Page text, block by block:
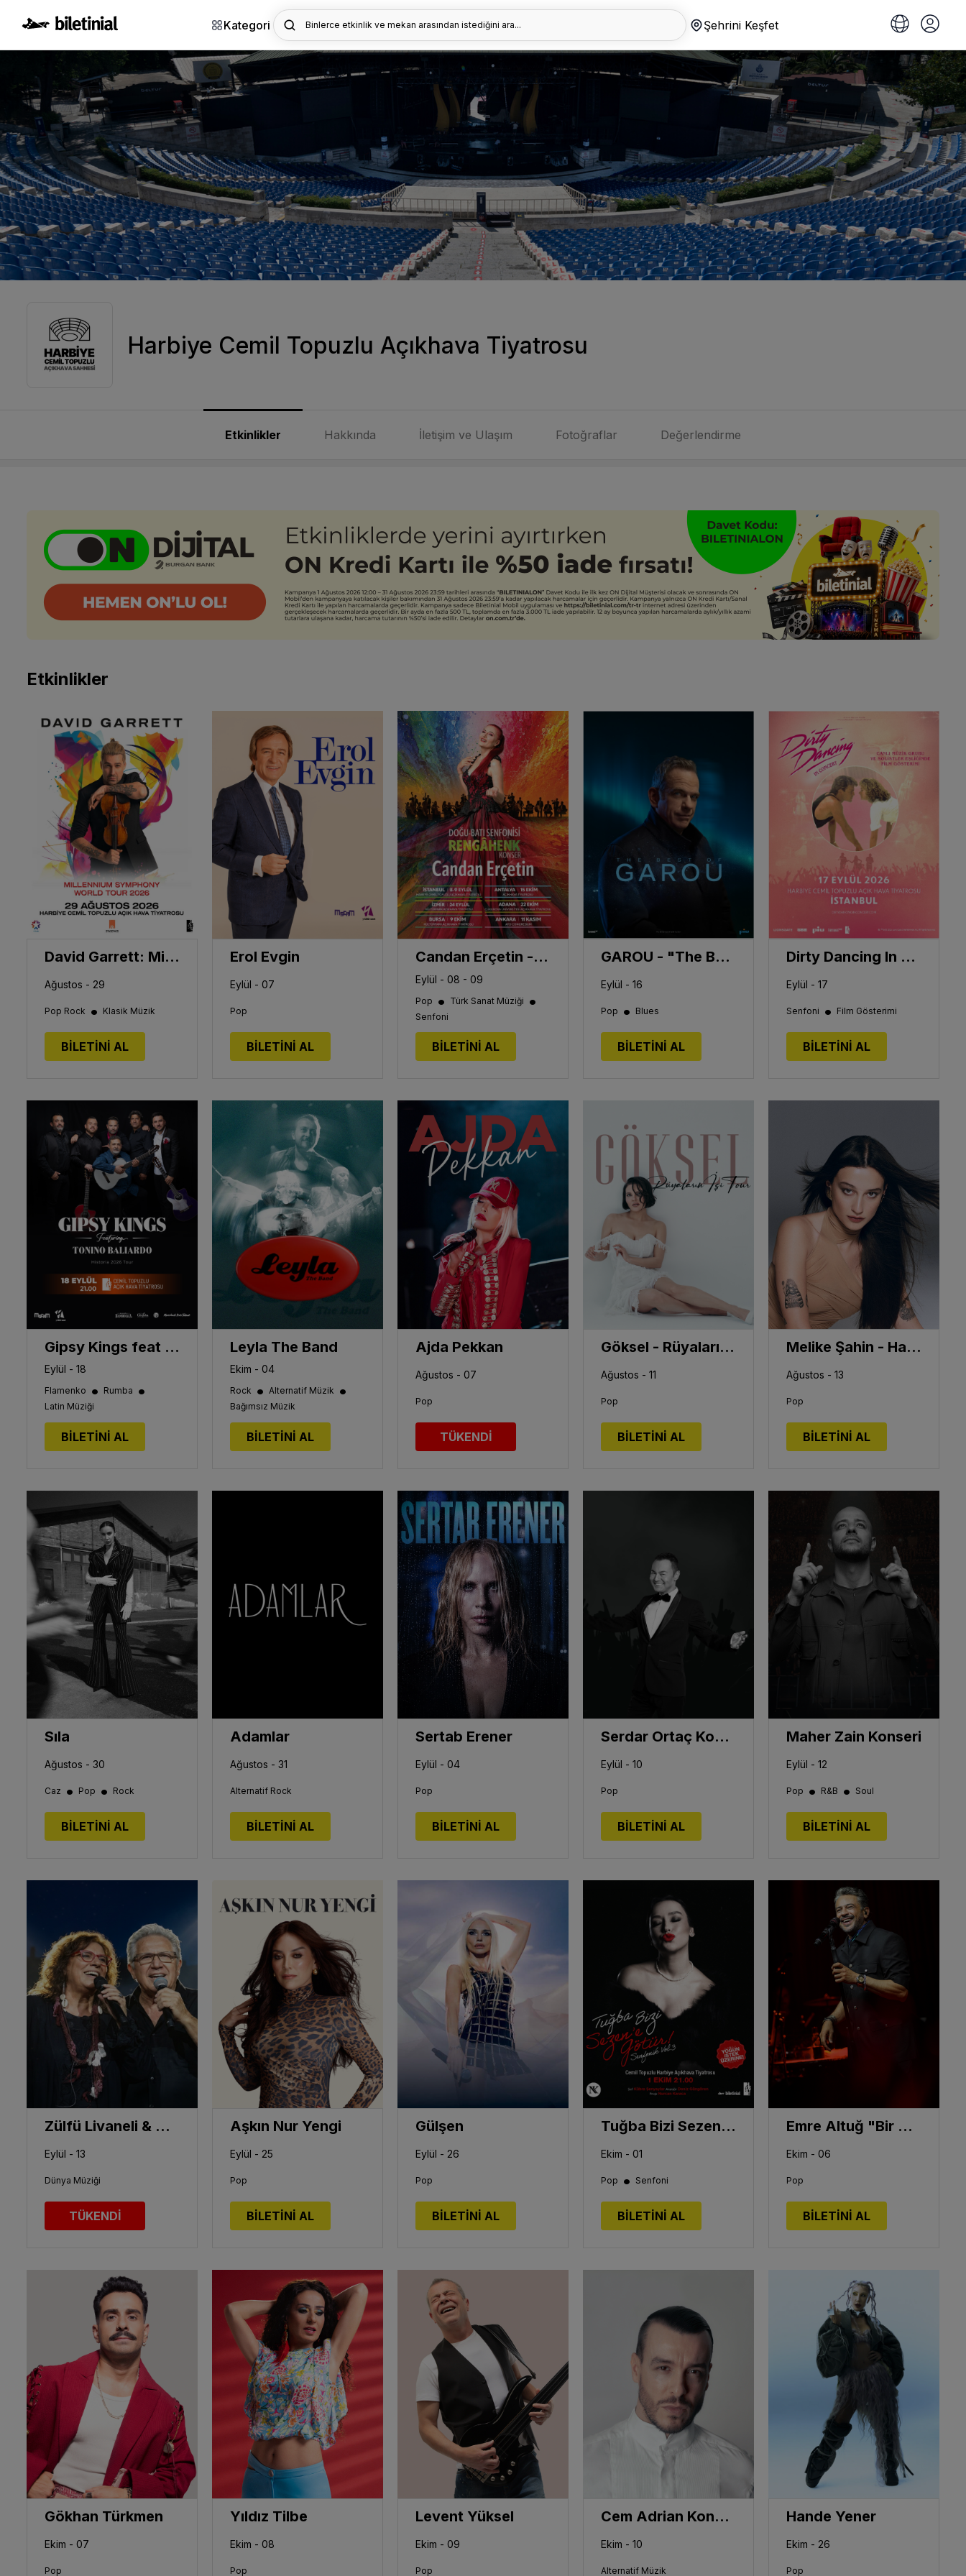
Kategori Binlerce etkinlik ve mekan arasından istediğini ara... Şehrini Keşfet
Harbiye Cemil Topuzlu Açıkhava Tiyatrosu
Etkinlikler Hakkında İletişim ve Ulaşım Fotoğraflar Değerlendirme
Etkinlikler
David Garrett: Millennium Symphony Open Air Tour 2026
Ağustos - 29
Pop Rock • Klasik Müzik
BİLETİNİ AL
Erol Evgin
Eylül - 07
Pop
BİLETİNİ AL
Candan Erçetin - Doğu Batı Senfonisi - Rengâhenk Konser
Eylül - 08 - 09
Pop • Türk Sanat Müziği •
Senfoni
BİLETİNİ AL
GAROU - "The Best Of"
Eylül - 16
Pop • Blues
BİLETİNİ AL
Dirty Dancing In Concert
Eylül - 17
Senfoni • Film Gösterimi
BİLETİNİ AL
Gipsy Kings feat Tonino Baliardo
Eylül - 18
Flamenko • Rumba •
Latin Müziği
BİLETİNİ AL
Leyla The Band
Ekim - 04
Rock • Alternatif Müzik •
Bağımsız Müzik
BİLETİNİ AL
Ajda Pekkan
Ağustos - 07
Pop
TÜKENDİ
Göksel - Rüyaların İşi Tour
Ağustos - 11
Pop
BİLETİNİ AL
Melike Şahin - Harbiye Konseri
Ağustos - 13
Pop
BİLETİNİ AL
Sıla
Ağustos - 30
Caz • Pop • Rock
BİLETİNİ AL
Adamlar
Ağustos - 31
Alternatif Rock
BİLETİNİ AL
Sertab Erener
Eylül - 04
Pop
BİLETİNİ AL
Serdar Ortaç Konseri
Eylül - 10
Pop
BİLETİNİ AL
Maher Zain Konseri
Eylül - 12
Pop • R&B • Soul
BİLETİNİ AL
Zülfü Livaneli & Maria Farantouri
Eylül - 13
Dünya Müziği
TÜKENDİ
Aşkın Nur Yengi
Eylül - 25
Pop
BİLETİNİ AL
Gülşen
Eylül - 26
Pop
BİLETİNİ AL
Tuğba Bizi Sezen'e Götür! Senfonik Vol.3
Ekim - 01
Pop • Senfoni
BİLETİNİ AL
Emre Altuğ "Bir Pop Masalı"
Ekim - 06
Pop
BİLETİNİ AL
Gökhan Türkmen
Ekim - 07
Pop
Yıldız Tilbe
Ekim - 08
Pop
Levent Yüksel
Ekim - 09
Pop
Cem Adrian Konseri
Ekim - 10
Alternatif Müzik
Hande Yener
Ekim - 26
Pop